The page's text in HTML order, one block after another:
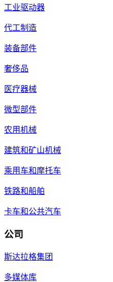
工业驱动器
代工制造
装备部件
奢侈品
医疗器械
微型部件
农用机械
建筑和矿山机械
乘用车和摩托车
铁路和船舶
卡车和公共汽车
公司
斯达拉格集团
多媒体库